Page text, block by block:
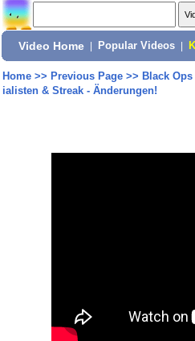
Video Home Popular Videos
Home>> Previous Page>> Black
ialisten & Streak - Änderungen!